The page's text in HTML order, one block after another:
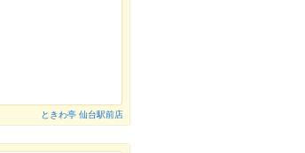
ときわ亭 仙台駅前店